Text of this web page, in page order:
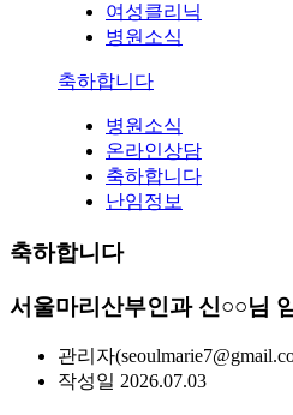
여성클리닉
병원소식
축하합니다
병원소식
온라인상담
축하합니다
난임정보
축하합니다
서울마리산부인과 신○○님
관리자
작성일 2026.07.03